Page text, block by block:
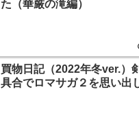
た（華厳の滝編）
買物日記（2022年冬ver.）
具合でロマサガ２を思い出